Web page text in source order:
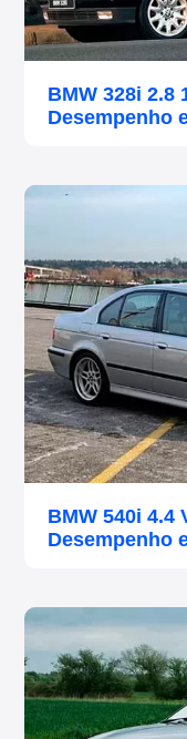
BMW 328i 2.8
Desempenho
BMW 540i 4.4
Desempenho